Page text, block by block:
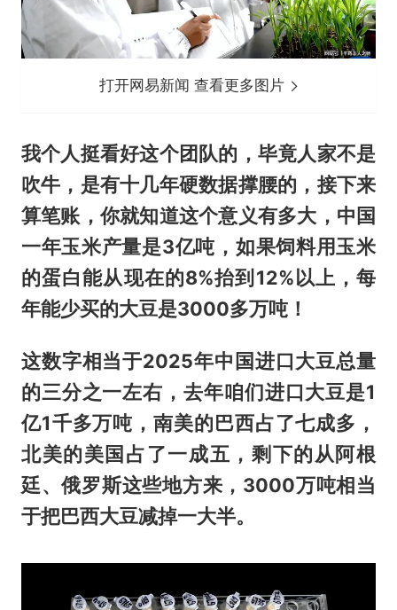
打开网易新闻 查看更多图片
我个人挺看好这个团队的，毕竟人家不是
吹牛，是有十几年硬数据撑腰的，接下来
算笔账，你就知道这个意义有多大，中国
一年玉米产量是3亿吨，如果饲料用玉米
的蛋白能从现在的8%抬到12%以上，每
年能少买的大豆是3000多万吨！
这数字相当于2025年中国进口大豆总量
的三分之一左右，去年咱们进口大豆是1
亿1千多万吨，南美的巴西占了七成多，
北美的美国占了一成五，剩下的从阿根
廷、俄罗斯这些地方来，3000万吨相当
于把巴西大豆减掉一大半。